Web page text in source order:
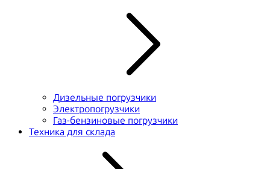
Дизельные погрузчики
Электропогрузчики
Газ-бензиновые погрузчики
Техника для склада